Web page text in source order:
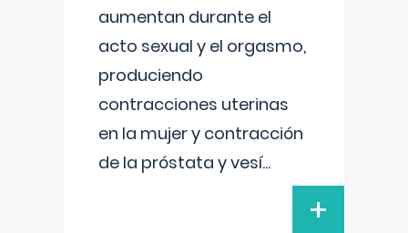
aumentan durante el
acto sexual y el orgasmo,
produciendo
contracciones uterinas
en la mujer y contracción
de la próstata y vesí...
+